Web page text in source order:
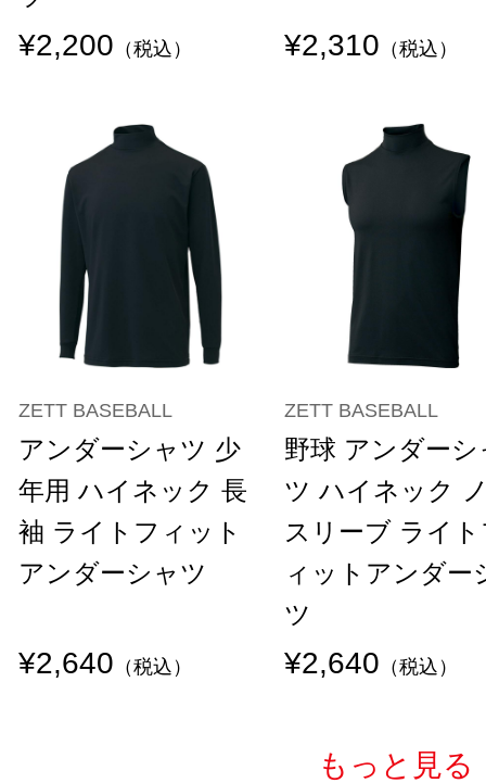
¥2,200 （税込） ¥2,310 （税込）
ZETT BASEBALL
アンダーシャツ 少
年用 ハイネック 長
袖 ライトフィット
アンダーシャツ
¥2,640 （税込）
ZETT BASEBALL
野球 アンダーシ
ツ ハイネック
スリーブ ライ
ィットアンダー
ツ
¥2,640 （税込）
もっと見る